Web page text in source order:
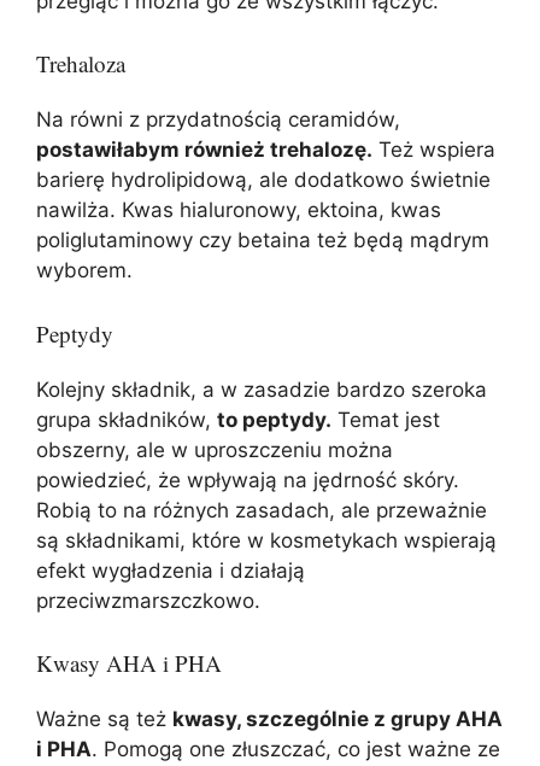
Trehaloza
Na równi z przydatnością ceramidów,
postawiłabym również trehalozę. Też wspiera
barierę hydrolipidową, ale dodatkowo świetnie
nawilża. Kwas hialuronowy, ektoina, kwas
poliglutaminowy czy betaina też będą mądrym
wyborem.
Peptydy
Kolejny składnik, a w zasadzie bardzo szeroka
grupa składników, to peptydy. Temat jest
obszerny, ale w uproszczeniu można
powiedzieć, że wpływają na jędrność skóry.
Robią to na różnych zasadach, ale przeważnie
są składnikami, które w kosmetykach wspierają
efekt wygładzenia i działają
przeciwzmarszczkowo.
Kwasy AHA i PHA
Ważne są też kwasy, szczególnie z grupy AHA
i PHA. Pomogą one złuszczać, co jest ważne ze